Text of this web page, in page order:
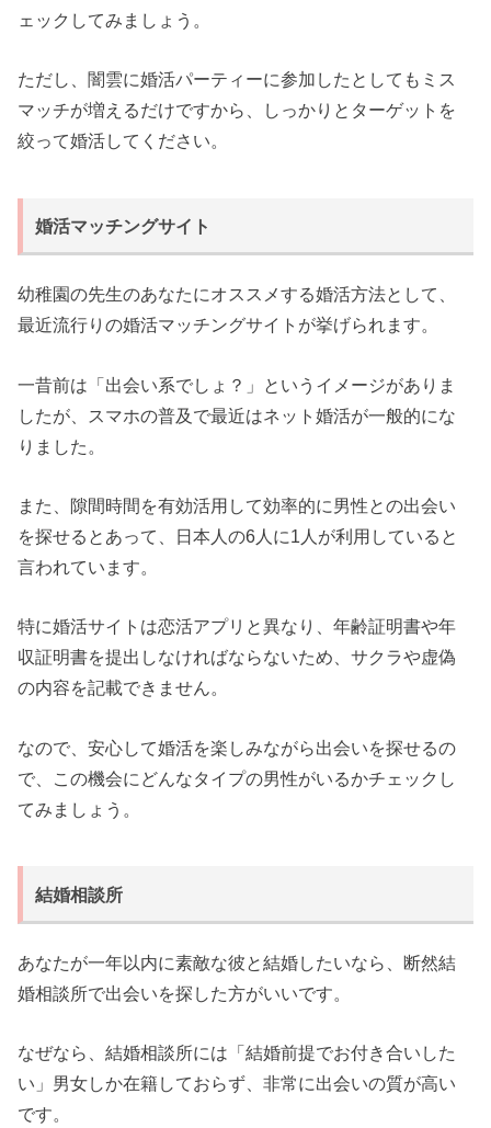
ェックしてみましょう。
ただし、闇雲に婚活パーティーに参加したとしてもミス
マッチが増えるだけですから、しっかりとターゲットを
絞って婚活してください。
婚活マッチングサイト
幼稚園の先生のあなたにオススメする婚活方法として、
最近流行りの婚活マッチングサイトが挙げられます。
一昔前は「出会い系でしょ？」というイメージがありま
したが、スマホの普及で最近はネット婚活が一般的にな
りました。
また、隙間時間を有効活用して効率的に男性との出会い
を探せるとあって、日本人の6人に1人が利用していると
言われています。
特に婚活サイトは恋活アプリと異なり、年齢証明書や年
収証明書を提出しなければならないため、サクラや虚偽
の内容を記載できません。
なので、安心して婚活を楽しみながら出会いを探せるの
で、この機会にどんなタイプの男性がいるかチェックし
てみましょう。
結婚相談所
あなたが一年以内に素敵な彼と結婚したいなら、断然結
婚相談所で出会いを探した方がいいです。
なぜなら、結婚相談所には「結婚前提でお付き合いした
い」男女しか在籍しておらず、非常に出会いの質が高い
です。